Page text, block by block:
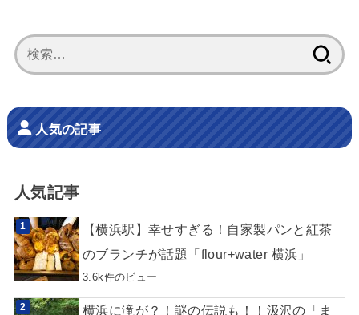
索:
人気の記事
人気記事
【横浜駅】幸せすぎる！自家製パンと紅茶
のブランチが話題「flour+water 横浜」
3.6k件のビュー
横浜に滝が？！謎の伝説も！！汲沢の「ま